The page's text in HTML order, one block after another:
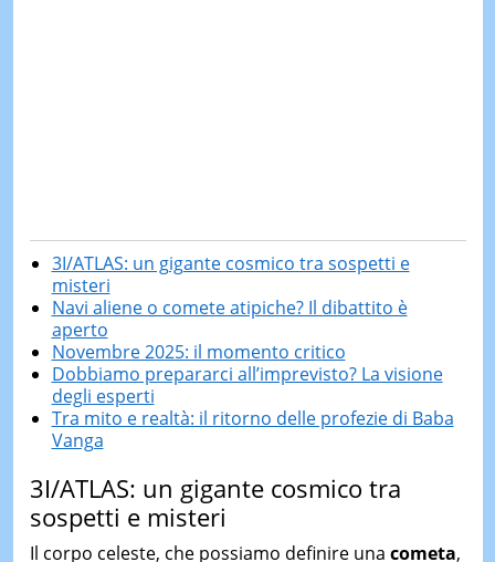
3I/ATLAS: un gigante cosmico tra sospetti e
misteri
Navi aliene o comete atipiche? Il dibattito è
aperto
Novembre 2025: il momento critico
Dobbiamo prepararci all’imprevisto? La visione
degli esperti
Tra mito e realtà: il ritorno delle profezie di Baba
Vanga
3I/ATLAS: un gigante cosmico tra
sospetti e misteri
Il corpo celeste, che possiamo definire una cometa,